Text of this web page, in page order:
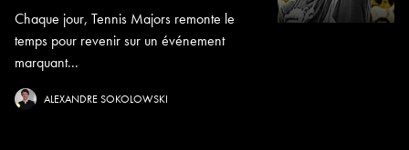
Chaque jour, Tennis Majors remonte le
temps pour revenir sur un événement
marquant...
ALEXANDRE SOKOLOWSKI